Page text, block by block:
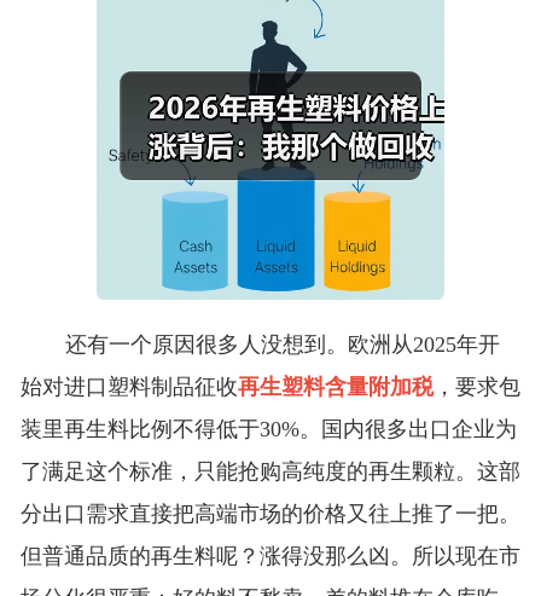
还有一个原因很多人没想到。欧洲从2025年开
始对进口塑料制品征收再生塑料含量附加税，要求包
装里再生料比例不得低于30%。国内很多出口企业为
了满足这个标准，只能抢购高纯度的再生颗粒。这部
分出口需求直接把高端市场的价格又往上推了一把。
但普通品质的再生料呢？涨得没那么凶。所以现在市